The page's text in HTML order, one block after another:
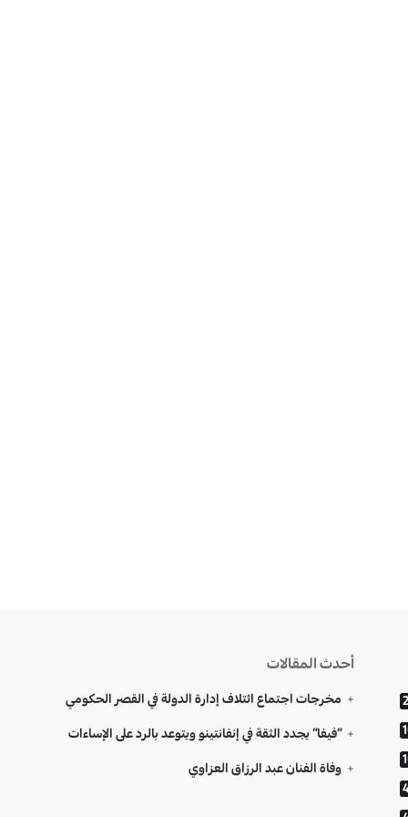
أحدث المقالات
مخرجات اجتماع ائتلاف إدارة الدولة في القصر الحكومي
“فيفا” يجدد الثقة في إنفانتينو ويتوعد بالرد على الإساءات
وفاة الفنان عبد الرزاق العزاوي